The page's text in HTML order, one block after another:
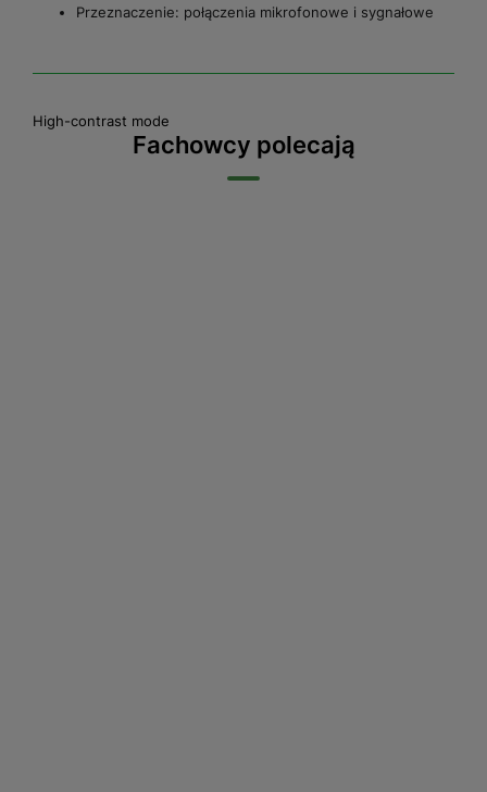
Przeznaczenie: połączenia mikrofonowe i sygnałowe
High-contrast mode
Fachowcy polecają